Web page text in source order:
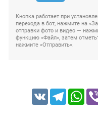
Кнопка работает при
перехода в бот, нажмите на
отправки фото и видео —
функцию «Файл», затем
нажмите «Отправить».
VK Telegram